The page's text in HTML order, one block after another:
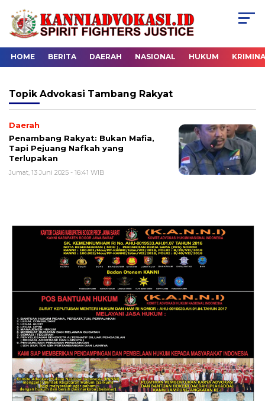
HOME BERITA DAERAH NASIONAL HUKUM
Topik Advokasi Tambang Rakyat
Daerah
Penambang Rakyat: Bukan Mafia,
Tapi Pejuang Nafkah yang
Terlupakan
Jumat, 13 Juni 2025 - 16:41 WIB